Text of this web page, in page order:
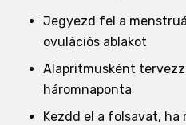
Jegyezd fel a
ovulációs ablakot
Alapritmusként
háromnaponta
Kezdd el a folsavat,